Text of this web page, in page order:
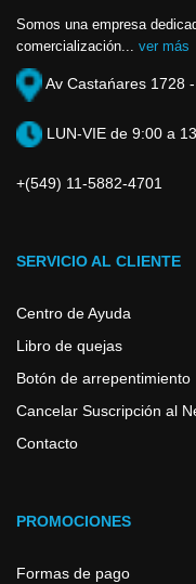
Somos una empresa
comercialización... ver más
Av Castańares 1728 -
LUN-VIE de 9:00 a
+(549) 11-5882-4701
SERVICIO AL CLIENTE
Centro de Ayuda
Libro de quejas
Botón de arrepentimiento
Cancelar Suscripción al
Contacto
PROMOCIONES
Formas de pago